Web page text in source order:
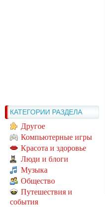
КАТЕГОРИИ РАЗДЕЛА
Другое
Компьютерные игры
Красота и здоровье
Люди и блоги
Музыка
Общество
Путешествия и
события